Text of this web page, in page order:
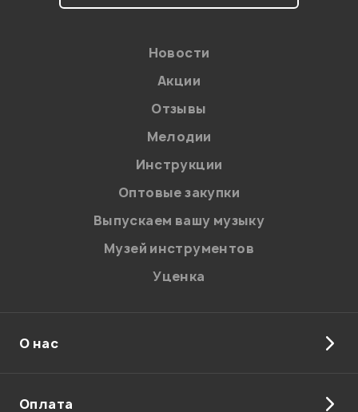
на обработку персональных данных в
Политикой в отношении обработки
персональных данных.
Введите проверочное число:
Отправить
Новости
Акции
Отзывы
Мелодии
Инструкции
Оптовые закупки
Выпускаем вашу музыку
Музей инструментов
Уценка
О нас
Оплата